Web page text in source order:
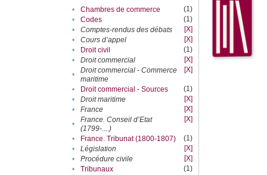
•
Chambres de commerce
(1)
•
Codes
(1)
•
Comptes-rendus des débats
[X]
•
Cours d’appel
[X]
•
Droit civil
(1)
•
Droit commercial
[X]
•
Droit commercial - Commerce
maritime
[X]
• Droit commercial - Sources
(1)
•
Droit maritime
[X]
•
France
[X]
•
France. Conseil d’Etat
(1799-....)
[X]
• France. Tribunat (1800-1807)
(1)
•
Législation
[X]
•
Procédure civile
[X]
•
Tribunaux
(1)